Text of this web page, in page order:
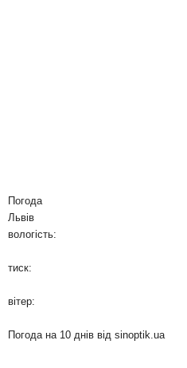
Погода
Львів
вологість:
тиск:
вітер:
Погода на 10 днів від sinoptik.ua